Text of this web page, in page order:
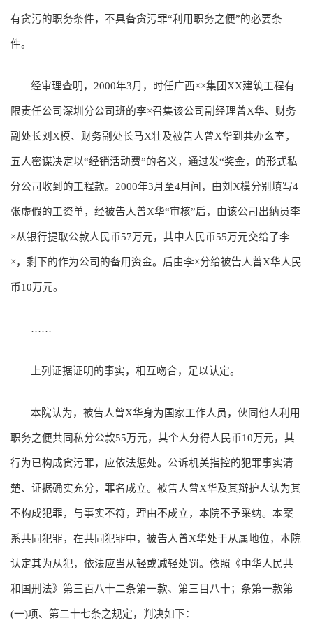
有贪污的职务条件，不具备贪污罪“利用职务之便”的必要条
件。
经审理查明，2000年3月，时任广西××集团XX建筑工程有
限责任公司深圳分公司班的李×召集该公司副经理曾X华、财务
副处长刘X模、财务副处长马X壮及被告人曾X华到共办么室，
五人密谋决定以“经销活动费”的名义，通过发“奖金，的形式私
分公司收到的工程款。2000年3月至4月间，由刘X模分别填写4
张虚假的工资单，经被告人曾X华“审核”后，由该公司出纳员李
×从银行提取公款人民币57万元，其中人民币55万元交给了李
×，剩下的作为公司的备用资金。后由李×分给被告人曾X华人民
币10万元。
……
上列证据证明的事实，相互吻合，足以认定。
本院认为，被告人曾X华身为国家工作人员，伙同他人利用
职务之便共同私分公款55万元，其个人分得人民币10万元，其
行为已构成贪污罪，应依法惩处。公诉机关指控的犯罪事实清
楚、证据确实充分，罪名成立。被告人曾X华及其辩护人认为其
不构成犯罪，与事实不符，理由不成立，本院不予采纳。本案
系共同犯罪，在共同犯罪中，被告人曾X华处于从属地位，本院
认定其为从犯，依法应当从轻或减轻处罚。依照《中华人民共
和国刑法》第三百八十二条第一款、第三目八十；条第一款第
(一)项、第二十七条之规定，判决如下：